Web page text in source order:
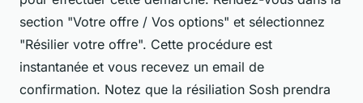
section "Votre offre / Vos options" et sélectionnez
"Résilier votre offre". Cette procédure est
instantanée et vous recevez un email de
confirmation. Notez que la résiliation Sosh prendra